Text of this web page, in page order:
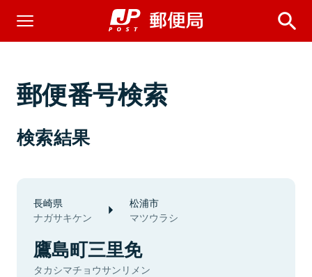
郵便番号検索
検索結果
長崎県
ナガサキケン
松浦市
マツウラシ
鷹島町三里免
タカシマチョウサンリメン